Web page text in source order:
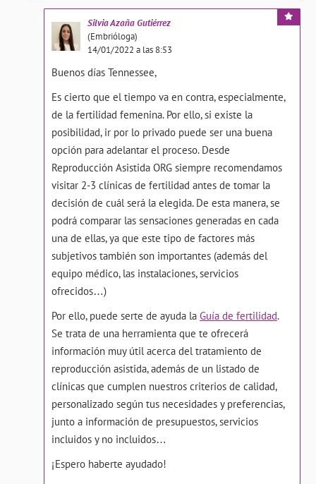
SilviaAzaña Gutiérrez
(Embrióloga)
14/01/2022 a las 8:53
Buenos días Tennessee,
Es cierto que el tiempo va en contra, especialmente,
de la fertilidad femenina. Por ello, si existe la
posibilidad, ir por lo privado puede ser una buena
opción para adelantar el proceso. Desde
Reproducción Asistida ORG siempre recomendamos
visitar 2-3 clínicas de fertilidad antes de tomar la
decisión de cuál será la elegida. De esta manera, se
podrá comparar las sensaciones generadas en cada
una de ellas, ya que este tipo de factores más
subjetivos también son importantes (además del
equipo médico, las instalaciones, servicios
ofrecidos…)
Por ello, puede serte de ayuda la Guía de fertilidad.
Se trata de una herramienta que te ofrecerá
información muy útil acerca del tratamiento de
reproducción asistida, además de un listado de
clínicas que cumplen nuestros criterios de calidad,
personalizado según tus necesidades y preferencias,
junto a información de presupuestos, servicios
incluidos y no incluidos…
¡Espero haberte ayudado!